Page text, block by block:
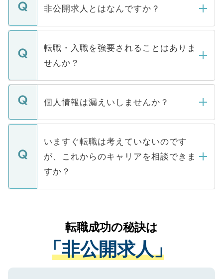
登録内容を確認し、その後メールもしくは
ます。通常、5営業日以内にはご連絡をせて
いただきますので、しばらくお待ちくださ
い。
非公開求人とはなんですか？
マイナビDOCTORで取り扱っている求人の
うち約3割は、Webサイトからご覧いただ
けない「非公開求人」です。非公開求人は
下記の理由によって、一般には公開してい
ません。
■応募殺到を避けるため 人気のある医療機
関を公にしてしまうと、応募が殺到する場
に、医療機関が求める条件に合った人材の
みを人材紹介会社に依頼するケースが増え
ています。
転職・入職を強要されることはありま
せんか？
転職・入職を強要することは一切ありませ
ん。また、仮に応募先から内定をいただい
定を承諾する必要はありません。内定先へ
の辞退の連絡はキャリアパートナーが行い
ますので、ご安心ください。
個人情報は漏えいしませんか？
個人情報が漏えいすることはありませんの
で、ご安心ください。当サイトからの登録
などで収集したご登録者様の個人情報は、
ご本人のキャリアアップおよび転職活動の
支援を目的に使用いたします。お預かりし
ているすべての個人データはご本人の許可
は、個人情報の取り扱いについての厳密な
管理基準を満たした事業者のみに付与され
る、プライバシーマークを取得済みです。
ご登録いただいた個人情報は、SSL（デー
いますぐ転職は考えていないのです
が、これからのキャリアを相談できま
すか？
かがいして、現在の医療機関の状況や紹介
経験をまじえながら、適切なアドバイスを
させていただきます。すぐにご転職をされ
ない方には、長期的なサポートが可能です
ので、まずはご登録ください。
転職成功の秘訣は
「非公開求人」